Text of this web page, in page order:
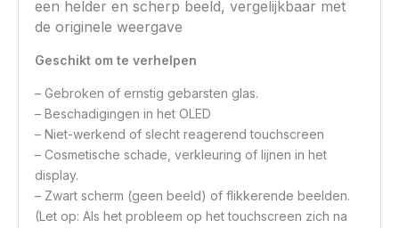
een helder en scherp beeld, vergelijkbaar met
de originele weergave
Geschikt om te verhelpen
– Gebroken of ernstig gebarsten glas.
– Beschadigingen in het OLED
– Niet-werkend of slecht reagerend touchscreen
– Cosmetische schade, verkleuring of lijnen in het
display.
– Zwart scherm (geen beeld) of flikkerende beelden.
(Let op: Als het probleem op het touchscreen zich na